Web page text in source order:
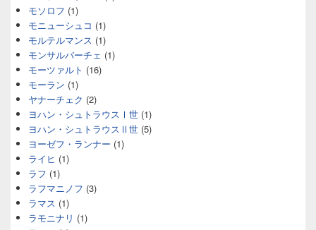
モソロフ (1)
モニューシュコ (1)
モルテルマンス (1)
モンサルバーチェ (1)
モーツァルト (16)
モーラン (1)
ヤナーチェク (2)
ヨハン・シュトラウスⅠ世 (1)
ヨハン・シュトラウスⅡ世 (5)
ヨーゼフ・ランナー (1)
ライヒ (1)
ラフ (1)
ラフマニノフ (3)
ラマス (1)
ラモニナリ (1)